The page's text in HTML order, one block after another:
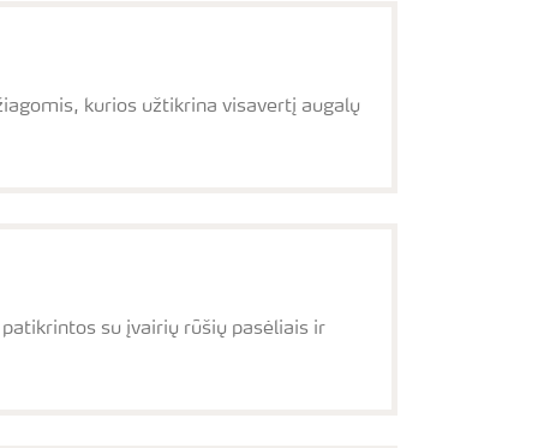
kurios užtikrina visavertį augalų
su įvairių rūšių pasėliais ir